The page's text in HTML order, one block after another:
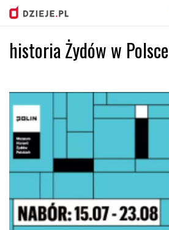
Przejdź
do
historia Żydów w Polsce